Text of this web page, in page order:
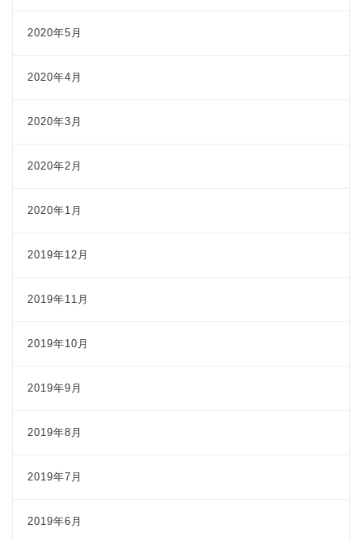
2020年5月
2020年4月
2020年3月
2020年2月
2020年1月
2019年12月
2019年11月
2019年10月
2019年9月
2019年8月
2019年7月
2019年6月